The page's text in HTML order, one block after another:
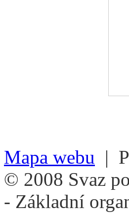
Mapa webu |
© 2008 Svaz
- Základní